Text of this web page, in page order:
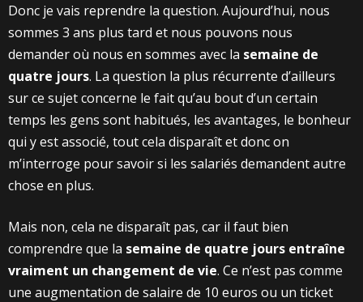
Donc je vais reprendre la question. Aujourd’hui, nous
sommes 3 ans plus tard et nous pouvons nous
demander où nous en sommes avec la semaine de
quatre jours. La question la plus récurrente d’ailleurs
sur ce sujet concerne le fait qu’au bout d’un certain
temps les gens sont habitués, les avantages, le bonheur
qui y est associé, tout cela disparaît et donc on
m’interroge pour savoir si les salariés demandent autre
chose en plus.
Mais non, cela ne disparaît pas, car il faut bien
comprendre que la semaine de quatre jours entraîne
vraiment un changement de vie. Ce n’est pas comme
une augmentation de salaire de 10 euros ou un ticket